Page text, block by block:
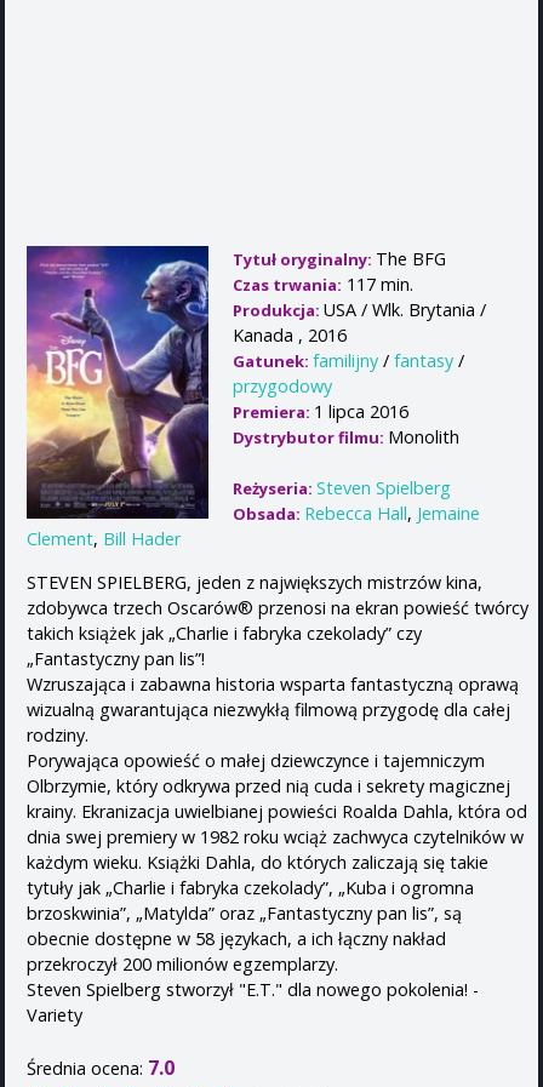
Tytuł oryginalny: The BFG
Czas trwania: 117 min.
Produkcja: USA / Wlk. Brytania /
Kanada , 2016
Gatunek: familijny / fantasy /
przygodowy
Premiera: 1 lipca 2016
Dystrybutor filmu: Monolith
Reżyseria: Steven Spielberg
Obsada: Rebecca Hall, Jemaine
Clement, Bill Hader
STEVEN SPIELBERG, jeden z największych mistrzów kina,
zdobywca trzech Oscarów® przenosi na ekran powieść twórcy
takich książek jak „Charlie i fabryka czekolady” czy
„Fantastyczny pan lis”!
Wzruszająca i zabawna historia wsparta fantastyczną oprawą
wizualną gwarantująca niezwykłą filmową przygodę dla całej
rodziny.
Porywająca opowieść o małej dziewczynce i tajemniczym
Olbrzymie, który odkrywa przed nią cuda i sekrety magicznej
krainy. Ekranizacja uwielbianej powieści Roalda Dahla, która od
dnia swej premiery w 1982 roku wciąż zachwyca czytelników w
każdym wieku. Książki Dahla, do których zaliczają się takie
tytuły jak „Charlie i fabryka czekolady”, „Kuba i ogromna
brzoskwinia”, „Matylda” oraz „Fantastyczny pan lis”, są
obecnie dostępne w 58 językach, a ich łączny nakład
przekroczył 200 milionów egzemplarzy.
Steven Spielberg stworzył "E.T." dla nowego pokolenia! -
Variety
Średnia ocena: 7.0